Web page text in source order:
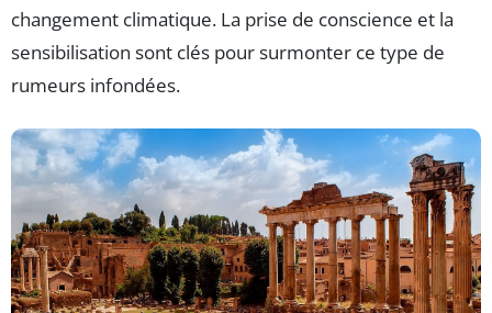
changement climatique. La prise de conscience et la
sensibilisation sont clés pour surmonter ce type de
rumeurs infondées.